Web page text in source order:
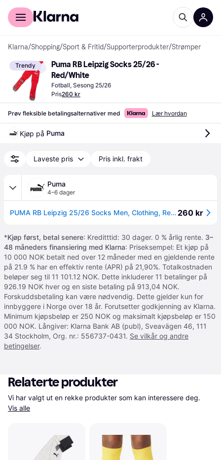
For kunder
Klarna/Shopping/Sport & Fritid/Supporterprodukter/Strømper
Trendy
Puma RB Leipzig Socks 25/26 -
Red/White
Fotball, Sesong 25/26
Pris260 kr
Prøv fleksible betalingsalternativer med Lær hvordan
Kjøp på Puma
Laveste pris Pris inkl. frakt
Puma
4–6 dager
PUMA RB Leipzig 25/26 Socks Men, Clothing, Red/White, 39-42 260 kr
*Kjøp først, betal senere: Kreditttid: 30 dager. 0 % årlig rente. 3–
48 måneders finansiering med Klarna: Priseksempel: Et kjøp på
10 000 NOK betalt ned over 12 måneder med en gjeldende rente
på 21.9 % har en effektiv rente (APR) på 21,90%. Totalkostnaden
beløper seg til 11 101.12 NOK. Dette inkluderer 11 betalinger på
926.19 NOK hver og en siste betaling på 913,04 NOK.
Forskuddsbetaling kan være nødvendig. Dette gjelder kun for
innbyggere i Norge over 18 år. Forutsetter godkjenning av Klarna.
Minimum kjøpsbeløp er 250 NOK og maksimalt kjøpsbeløp er 150
000 NOK. Långiver: Klarna Bank AB (publ), Sveavägen 46, 111
34 Stockholm, Org. nr.: 556737-0431. Se vilkår og andre
betingelser.
Relaterte produkter
Vis alle